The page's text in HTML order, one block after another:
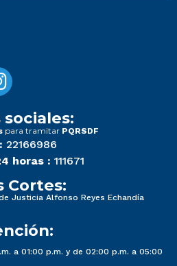
para tramitar PQRSDF
22166986
horas : 111671
Cortes:
Justicia Alfonso Reyes Echandía
a 01:00 p.m. y de 02:00 p.m. a 05:00